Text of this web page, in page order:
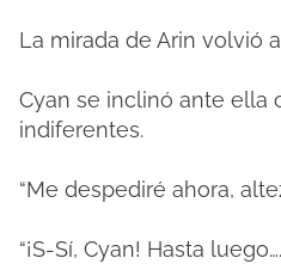
La mirada de Arin volvió
Cyan se inclinó ante ella
indiferentes.
“Me despediré ahora,
“¡S-Sí, Cyan! Hasta